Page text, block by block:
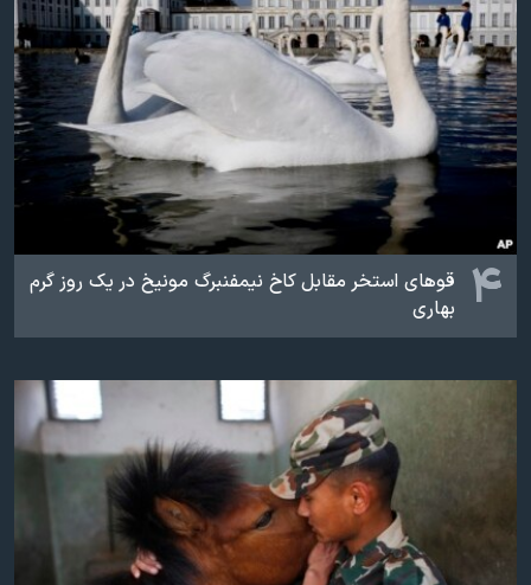
۴
قوهای استخر مقابل کاخ نیمفنبرگ مونیخ در یک روز گرم
بهاری